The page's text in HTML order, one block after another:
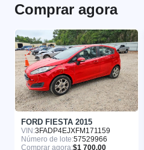
Comprar agora
FORD FIESTA 2015
VIN:3FADP4EJXFM171159
Número de lote:57529966
Comprar agora:$1 700.00